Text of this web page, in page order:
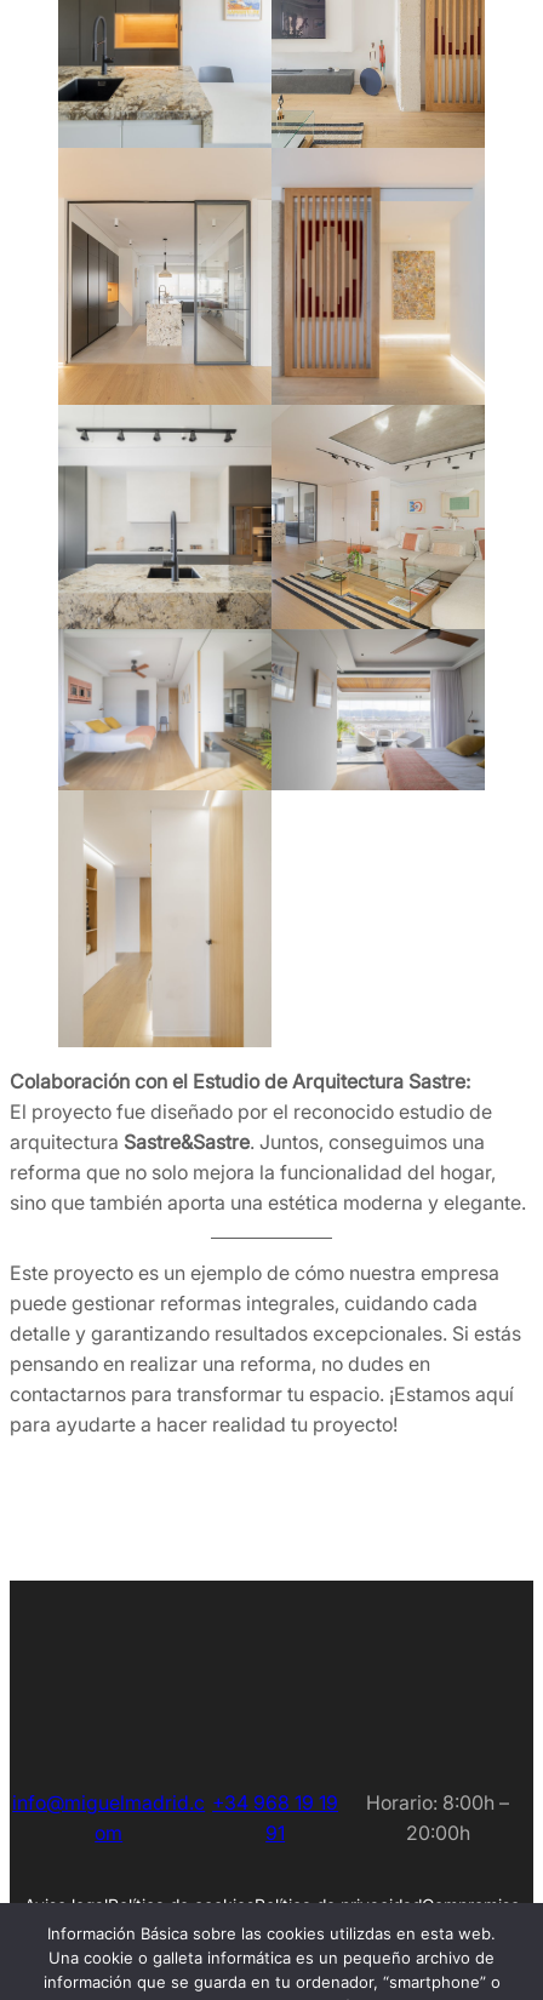
Colaboración con el Estudio de Arquitectura Sastre:
El proyecto fue diseñado por el reconocido estudio de
arquitectura Sastre&Sastre. Juntos, conseguimos una
reforma que no solo mejora la funcionalidad del hogar,
sino que también aporta una estética moderna y elegante.
Este proyecto es un ejemplo de cómo nuestra empresa
puede gestionar reformas integrales, cuidando cada
detalle y garantizando resultados excepcionales. Si estás
pensando en realizar una reforma, no dudes en
contactarnos para transformar tu espacio. ¡Estamos aquí
para ayudarte a hacer realidad tu proyecto!
info@miguelmadrid.c
om
+34 968 19 19
91
Horario: 8:00h –
20:00h
Aviso legalPolítica de cookiesPolítica de privacidadCompromiso
Empleos
Información Básica sobre las cookies utilizdas en esta web.
Una cookie o galleta informática es un pequeño archivo de
información que se guarda en tu ordenador, “smartphone” o